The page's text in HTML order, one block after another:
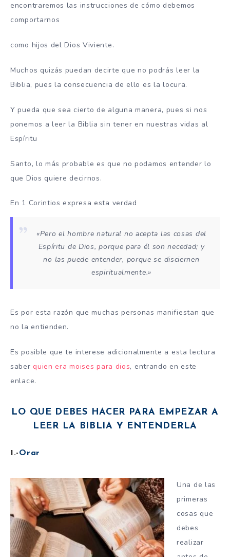
encontraremos las instrucciones de cómo debemos
comportarnos
como hijos del Dios Viviente.
Muchos quizás puedan decirte que no podrás leer la
Biblia, pues la consecuencia de ello es la locura.
Y pueda que sea cierto de alguna manera, pues si nos
ponemos a leer la Biblia sin tener en nuestras vidas al
Espíritu
Santo, lo más probable es que no podamos entender lo
que Dios quiere decirnos.
En 1 Corintios expresa esta verdad
«Pero el hombre natural no acepta las cosas del
Espíritu de Dios, porque para él son necedad; y
no las puede entender, porque se disciernen
espiritualmente.»
Es por esta razón que muchas personas manifiestan que
no la entienden.
Es posible que te interese adicionalmente a esta lectura
saberquien era moises para dios, entrando en este
enlace.
LO QUE DEBES HACER PARA EMPEZAR A
LEER LA BIBLIA Y ENTENDERLA
1.-Orar
Una de las
primeras
cosas que
debes
realizar